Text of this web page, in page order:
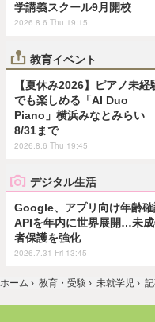
学講義スクール9月開校
2026.8.6 Thu 19:15
教育イベント
【夏休み2026】ピアノ未経
でも楽しめる「AI Duo
Piano」横浜みなとみらい
8/31まで
2026.8.6 Thu 19:45
デジタル生活
Google、アプリ向け年齢
APIを年内に世界展開…未
者保護を強化
2026.7.31 Fri 13:45
ホーム › 教育・受験 › 未就学児 ›